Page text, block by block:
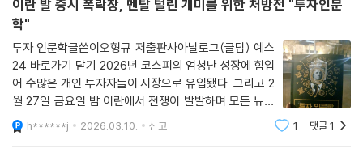
시스템(界)으로 구성된 세상
단순계 vs. 복잡계
경제시스템은 거대한 복잡적응계
02. 무질서 속에서 질서를 발견하는 법
<쥬라기 공원>과 카오스 이론
카오스와 나비 효과
이란 발 증시 폭락장, 멘탈 털린 개미를 위한 처방전 "투자인문
학"
투자 인문학글쓴이오형규 저출판사아날로그(글담) 예스
24 바로가기 닫기 2026년 코스피의 엄청난 성장에 힘입
어 수많은 개인 투자자들이 시장으로 유입됐다. 그리고 2
월 27일 금요일 밤 이란에서 전쟁이 발발하며 모든 뉴스
헤드라인을 장식하게 됐고, 우리는 주말 내내 불안에 떨어
야 했다. 예상대로 월요일부터 지수는 급락을 시작, 며칠
h******j 2026.03.10. 신고 1 댓글1